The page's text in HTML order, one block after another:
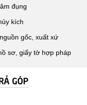
đụng
kích
gốc, xuất xứ
sơ, giấy tờ hợp pháp
GÓP